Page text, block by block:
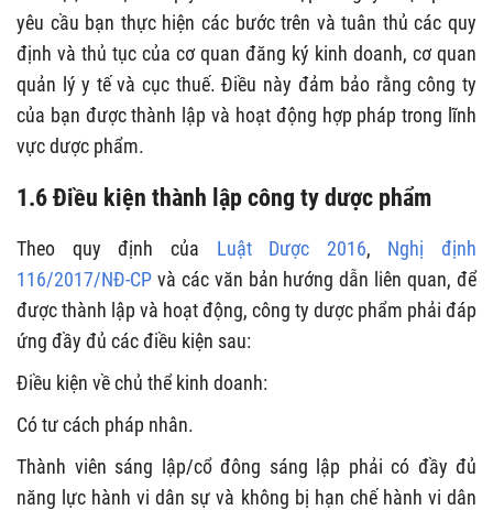
yêu cầu bạn thực hiện các bước trên và tuân thủ các quy
định và thủ tục của cơ quan đăng ký kinh doanh, cơ quan
quản lý y tế và cục thuế. Điều này đảm bảo rằng công ty
của bạn được thành lập và hoạt động hợp pháp trong lĩnh
vực dược phẩm.
1.6 Điều kiện thành lập công ty dược phẩm
Theo quy định của Luật Dược 2016, Nghị định
116/2017/NĐ-CP và các văn bản hướng dẫn liên quan, để
được thành lập và hoạt động, công ty dược phẩm phải đáp
ứng đầy đủ các điều kiện sau:
Điều kiện về chủ thể kinh doanh:
Có tư cách pháp nhân.
Thành viên sáng lập/cổ đông sáng lập phải có đầy đủ
năng lực hành vi dân sự và không bị hạn chế hành vi dân